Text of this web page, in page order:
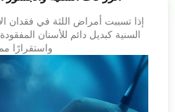
إذا تسببت أمراض اللثة في فقدان
السنية كبديل دائم للأسنان
واستقرارًا